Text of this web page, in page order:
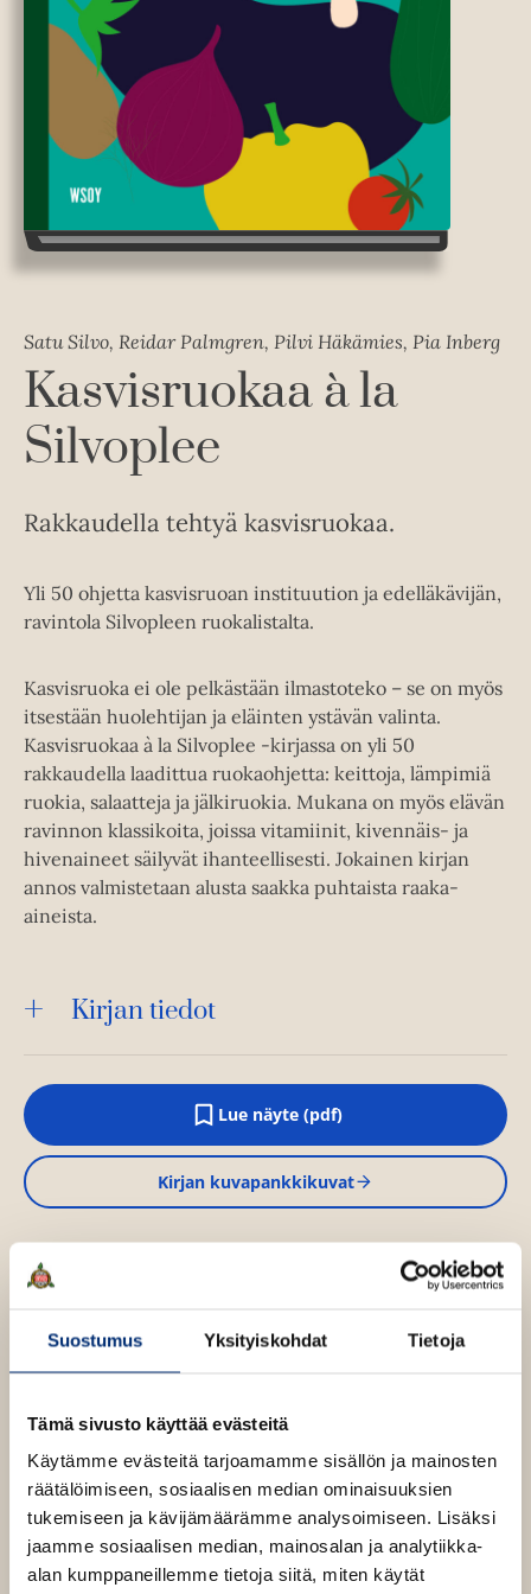
Suostumus Yksityiskohdat Tietoja
Tämä sivusto käyttää evästeitä
Käytämme evästeitä tarjoamamme sisällön ja mainosten
räätälöimiseen, sosiaalisen median ominaisuuksien
tukemiseen ja kävijämäärämme analysoimiseen. Lisäksi
jaamme sosiaalisen median, mainosalan ja analytiikka-
alan kumppaneillemme tietoja siitä, miten käytät
Satu Silvo, Reidar Palmgren, Pilvi Häkämies, Pia Inberg
Kasvisruokaa à la
Silvoplee
Rakkaudella tehtyä kasvisruokaa.
Yli 50 ohjetta kasvisruoan instituution ja edelläkävijän,
ravintola Silvopleen ruokalistalta.
Kasvisruoka ei ole pelkästään ilmastoteko – se on myös
itsestään huolehtijan ja eläinten ystävän valinta.
Kasvisruokaa à la Silvoplee -kirjassa on yli 50
rakkaudella laadittua ruokaohjetta: keittoja, lämpimiä
ruokia, salaatteja ja jälkiruokia. Mukana on myös elävän
ravinnon klassikoita, joissa vitamiinit, kivennäis- ja
hivenaineet säilyvät ihanteellisesti. Jokainen kirjan
annos valmistetaan alusta saakka puhtaista raaka-
aineista.
Kirjan tiedot
Lue näyte (pdf)
A
u
k
e
a
u
n
i
e
h
e
e
n
Kirjan kuvapankkikuvat
Osta teos
O
t
a
K
r
j
a
.
f
i